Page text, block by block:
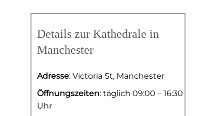
Details zur Kathedrale in
Manchester
Adresse: Victoria St, Manchester
Öffnungszeiten: täglich 09:00 – 16:30
Uhr